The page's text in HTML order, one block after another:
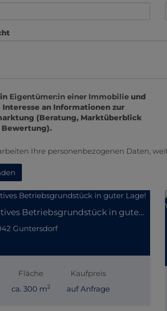
Eigentümer:in einer Immobilie und
Interesse an Informationen zur
(Beratung, Marktüberblick
Bewertung).
Ihre personenbezogenen Daten,
Lukratives Betriebsgrundstück in guter Lage!
Guntersdorf
Fläche
ca. 300 m2
Kaufpreis
auf Anfrage